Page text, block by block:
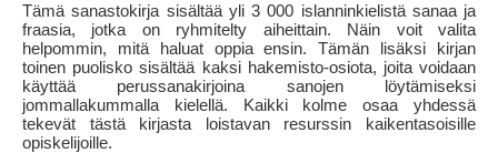
Tämä sanastokirja sisältää yli 3 000 islanninkielistä sanaa ja
fraasia, jotka on ryhmitelty aiheittain. Näin voit valita
helpommin, mitä haluat oppia ensin. Tämän lisäksi kirjan
toinen puolisko sisältää kaksi hakemisto-osiota, joita voidaan
käyttää perussanakirjoina sanojen löytämiseksi
jommallakummalla kielellä. Kaikki kolme osaa yhdessä
tekevät tästä kirjasta loistavan resurssin kaikentasoisille
opiskelijoille.